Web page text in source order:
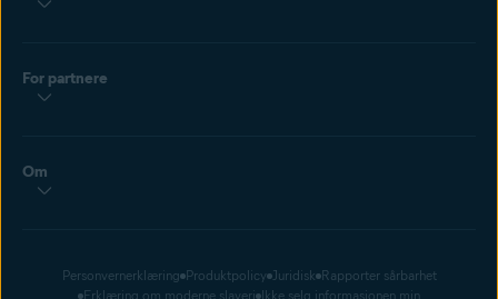
For partnere
Om
Personvernerklæring Produktpolicy Juridisk Rapporter sårbarhet
Erklæring om moderne slaveri Ikke selg informasjonen min